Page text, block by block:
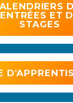
ET
STAGES